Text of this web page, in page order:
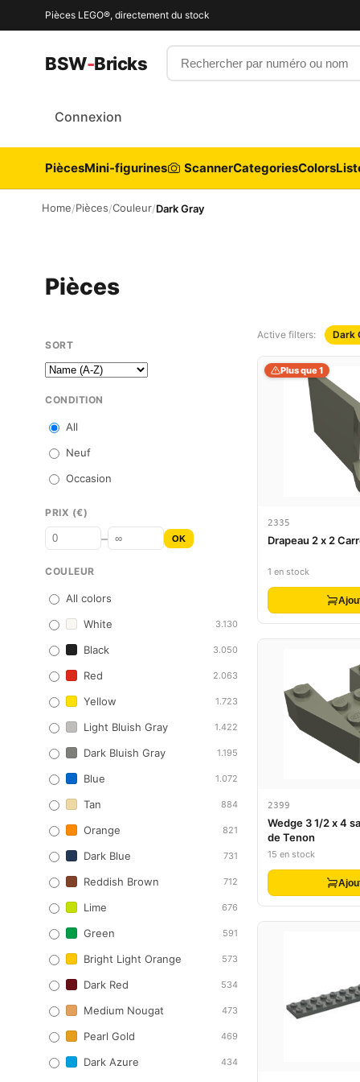
Pièces LEGO®, directement du stock
BSW-Bricks Rechercher par numéro ou nom
Connexion
PiècesMini-figurines ScannerCategoriesColors
Home/Pièces/Couleur/Dark Gray
Pièces
SORT
CONDITION
All
Neuf
Occasion
PRIX (€)
– OK
COULEUR
All colors
White
3.130
Black 3.050
Red 2.063
Yellow 1.723
Light Bluish Gray 1.422
Dark Bluish Gray 1.195
Blue 1.072
Tan 884
Orange 821
Dark Blue 731
Reddish Brown 712
Lime 676
Green 591
Bright Light Orange 573
Dark Red 534
Medium Nougat 473
Pearl Gold 469
Dark Azure 434
Active filters: Dark
Plus que 1
2335
Drapeau 2 x 2
1 en stock
2399
Wedge 3 1/2 x 4
de Tenon
15 en stock